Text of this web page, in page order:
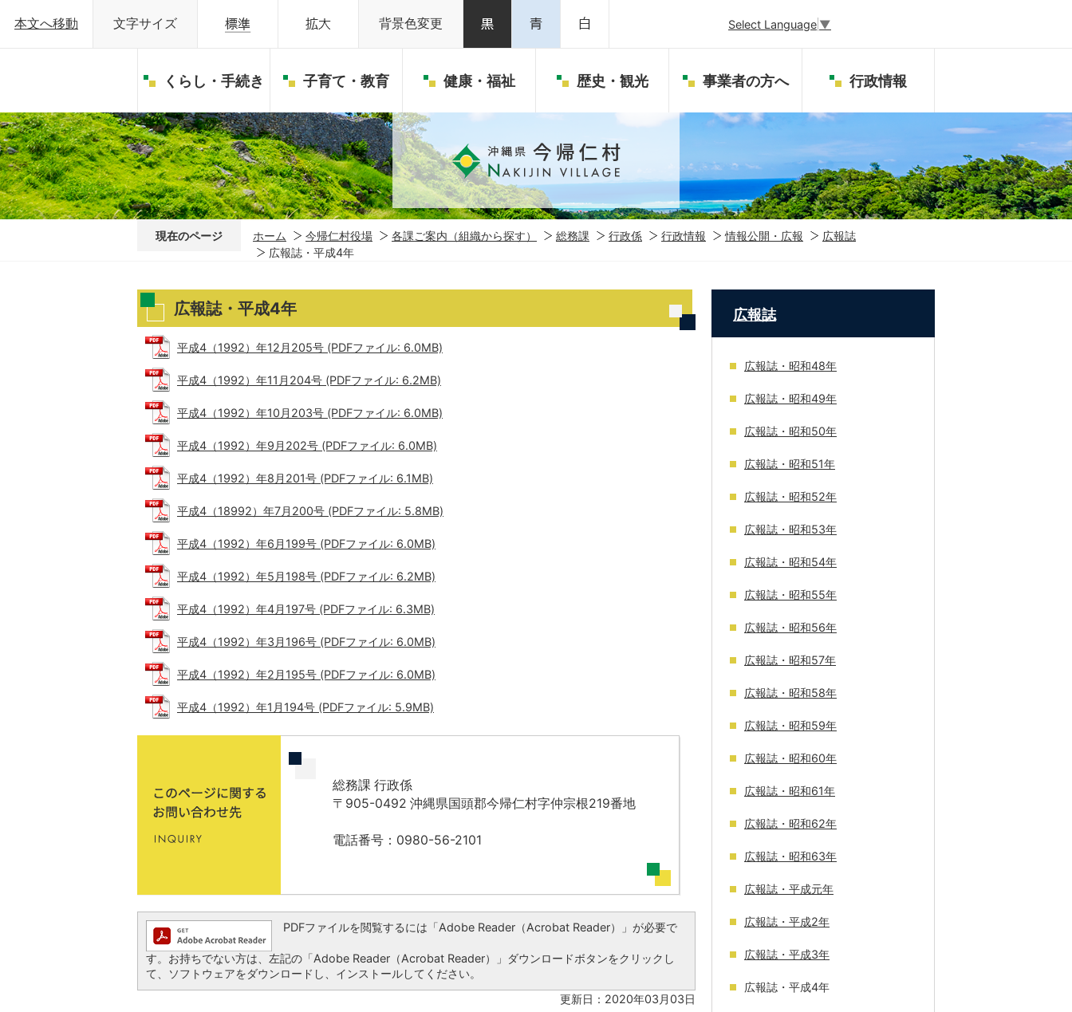
本文へ移動 文字サイズ 背景色変更 Select Language ▼
くらし・手続き 子育て・教育 健康・福祉 歴史・観光 事業者の方へ 行政情報
現在のページ ホーム 今帰仁村役場 各課ご案内（組織から探す） 総務課 行政係 行政情報 情報公開・広報
広報誌
広報誌・平成4年
広報誌・平成4年
平成4（1992）年12月205号 (PDFファイル: 6.0MB)
平成4（1992）年11月204号 (PDFファイル: 6.2MB)
平成4（1992）年10月203号 (PDFファイル: 6.0MB)
平成4（1992）年9月202号 (PDFファイル: 6.0MB)
平成4（1992）年8月201号 (PDFファイル: 6.1MB)
平成4（18992）年7月200号 (PDFファイル: 5.8MB)
平成4（1992）年6月199号 (PDFファイル: 6.0MB)
平成4（1992）年5月198号 (PDFファイル: 6.2MB)
平成4（1992）年4月197号 (PDFファイル: 6.3MB)
平成4（1992）年3月196号 (PDFファイル: 6.0MB)
平成4（1992）年2月195号 (PDFファイル: 6.0MB)
平成4（1992）年1月194号 (PDFファイル: 5.9MB)
総務課 行政係
〒905-0492 沖縄県国頭郡今帰仁村字仲宗根219番地
電話番号：0980-56-2101
PDFファイルを閲覧するには「Adobe Reader（Acrobat Reader）」が必要で
す。お持ちでない方は、左記の「Adobe Reader（Acrobat Reader）」ダウンロードボタンをクリックし
て、ソフトウェアをダウンロードし、インストールしてください。
更新日：2020年03月03日
広報誌
広報誌・昭和48年
広報誌・昭和49年
広報誌・昭和50年
広報誌・昭和51年
広報誌・昭和52年
広報誌・昭和53年
広報誌・昭和54年
広報誌・昭和55年
広報誌・昭和56年
広報誌・昭和57年
広報誌・昭和58年
広報誌・昭和59年
広報誌・昭和60年
広報誌・昭和61年
広報誌・昭和62年
広報誌・昭和63年
広報誌・平成元年
広報誌・平成2年
広報誌・平成3年
広報誌・平成4年